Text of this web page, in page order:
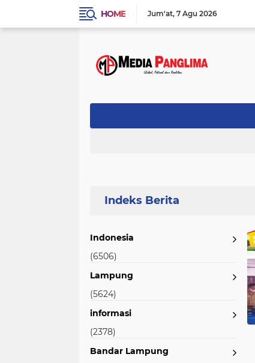
HOME Jum'at 7 Agu 2026
Indonesia
(6506)
Lampung
(5624)
informasi
(2378)
Bandar Lampung